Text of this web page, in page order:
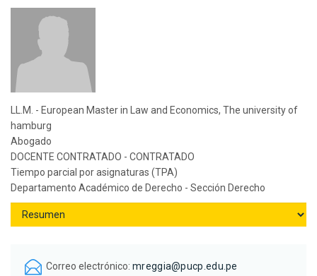
LL.M. - European Master in Law and Economics, The university of
hamburg
Abogado
DOCENTE CONTRATADO - CONTRATADO
Tiempo parcial por asignaturas (TPA)
Departamento Académico de Derecho - Sección Derecho
Correo electrónico: mreggia@pucp.edu.pe